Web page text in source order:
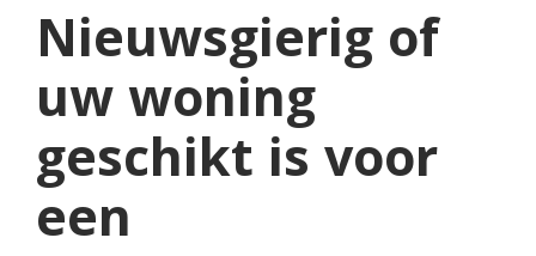
Nieuwsgierig of
uw woning
geschikt is voor
een